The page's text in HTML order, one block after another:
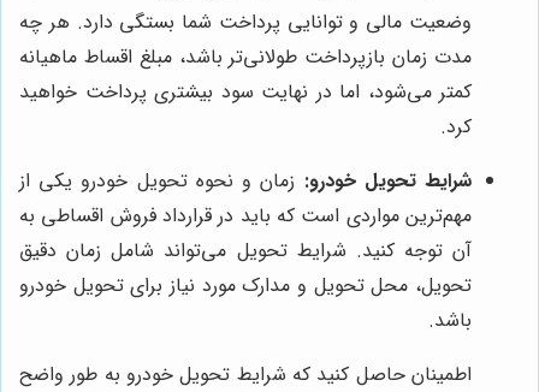
وضعیت مالی و توانایی پرداخت شما بستگی دارد. هر چه
مدت زمان بازپرداخت طولانی‌تر باشد، مبلغ اقساط ماهیانه
کمتر می‌شود، اما در نهایت سود بیشتری پرداخت خواهید
کرد.
شرایط تحویل خودرو: زمان و نحوه تحویل خودرو یکی از
مهم‌ترین مواردی است که باید در قرارداد فروش اقساطی به
آن توجه کنید. شرایط تحویل می‌تواند شامل زمان دقیق
تحویل، محل تحویل و مدارک مورد نیاز برای تحویل خودرو
باشد.
اطمینان حاصل کنید که شرایط تحویل خودرو به طور واضح